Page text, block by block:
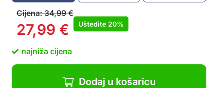
Cijena:34,99€
27,99 € Uštedite 20%
najniža cijena
Dodaj u košaricu